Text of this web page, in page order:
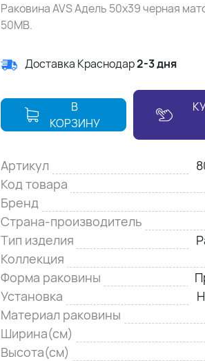
Раковина AVS Адель 50x39 черная
50MB.
Доставка Краснодар2-3 дня
В
КОРЗИНУ
Артикул
Код товара
Бренд
Страна-производитель
Тип изделия
Коллекция
Форма раковины
Установка
Материал раковины
Ширина(см)
Высота(см)